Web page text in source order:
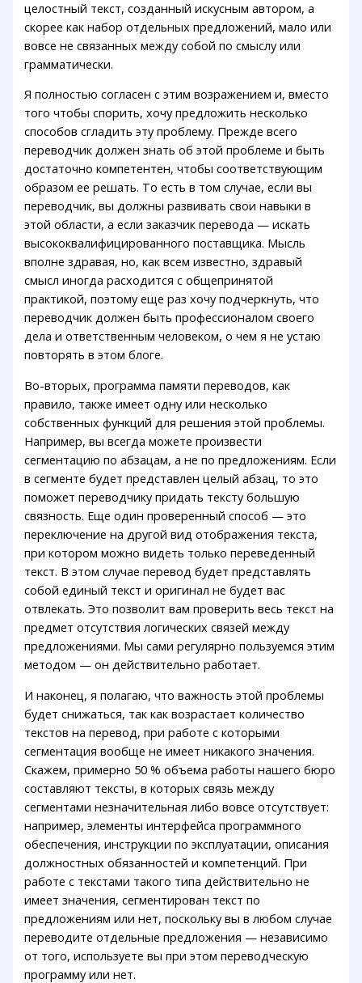
целостный текст, созданный искусным автором, а
скорее как набор отдельных предложений, мало или
вовсе не связанных между собой по смыслу или
грамматически.
Я полностью согласен с этим возражением и, вместо
того чтобы спорить, хочу предложить несколько
способов сгладить эту проблему. Прежде всего
переводчик должен знать об этой проблеме и быть
достаточно компетентен, чтобы соответствующим
образом ее решать. То есть в том случае, если вы
переводчик, вы должны развивать свои навыки в
этой области, а если заказчик перевода — искать
высококвалифицированного поставщика. Мысль
вполне здравая, но, как всем известно, здравый
смысл иногда расходится с общепринятой
практикой, поэтому еще раз хочу подчеркнуть, что
переводчик должен быть профессионалом своего
дела и ответственным человеком, о чем я не устаю
повторять в этом блоге.
Во-вторых, программа памяти переводов, как
правило, также имеет одну или несколько
собственных функций для решения этой проблемы.
Например, вы всегда можете произвести
сегментацию по абзацам, а не по предложениям. Если
в сегменте будет представлен целый абзац, то это
поможет переводчику придать тексту большую
связность. Еще один проверенный способ — это
переключение на другой вид отображения текста,
при котором можно видеть только переведенный
текст. В этом случае перевод будет представлять
собой единый текст и оригинал не будет вас
отвлекать. Это позволит вам проверить весь текст на
предмет отсутствия логических связей между
предложениями. Мы сами регулярно пользуемся этим
методом — он действительно работает.
И наконец, я полагаю, что важность этой проблемы
будет снижаться, так как возрастает количество
текстов на перевод, при работе с которыми
сегментация вообще не имеет никакого значения.
Скажем, примерно 50 % объема работы нашего бюро
составляют тексты, в которых связь между
сегментами незначительная либо вовсе отсутствует:
например, элементы интерфейса программного
обеспечения, инструкции по эксплуатации, описания
должностных обязанностей и компетенций. При
работе с текстами такого типа действительно не
имеет значения, сегментирован текст по
предложениям или нет, поскольку вы в любом случае
переводите отдельные предложения — независимо
от того, используете вы при этом переводческую
программу или нет.